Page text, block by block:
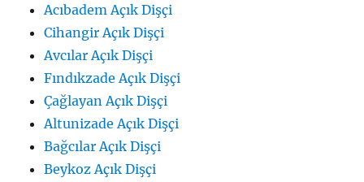
Acıbadem Açık Dişçi
Cihangir Açık Dişçi
Avcılar Açık Dişçi
Fındıkzade Açık Dişçi
Çağlayan Açık Dişçi
Altunizade Açık Dişçi
Bağcılar Açık Dişçi
Beykoz Açık Dişçi